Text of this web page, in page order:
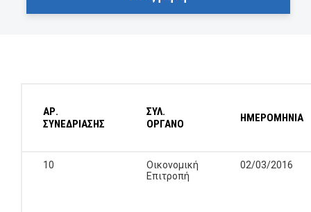
ΑΡ.
ΣΥΝΕΔΡΙΑΣΗΣ
ΣΥΛ.
ΟΡΓΑΝΟ
ΗΜΕΡΟΜΗΝΙΑ
10
Οικονομική
Επιτροπή
02/03/2016